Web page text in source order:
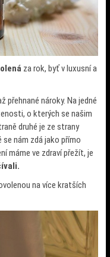
za rok, byť v luxusní a
přehnané nároky. Na jedné
o kterých se našim
druhé je ze strany
se nám zdá jako přímo
máme ve zdraví přežít, je
na více kratších